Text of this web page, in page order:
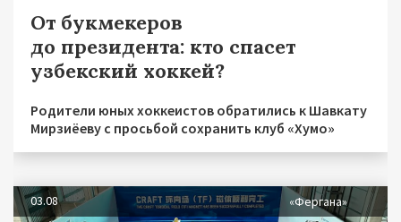
От букмекеров
до президента: кто спасет
узбекский хоккей?
Родители юных хоккеистов обратились к Шавкату
Мирзиёеву с просьбой сохранить клуб «Хумо»
03.08 «Фергана»